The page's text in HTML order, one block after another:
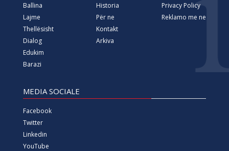
Ballina
Lajme
Thellësisht
Dialog
Edukim
Barazi
Historia
Për ne
Kontakt
Arkiva
Privacy Policy
Reklamo me ne
MEDIA SOCIALE
Facebook
Twitter
Linkedin
YouTube